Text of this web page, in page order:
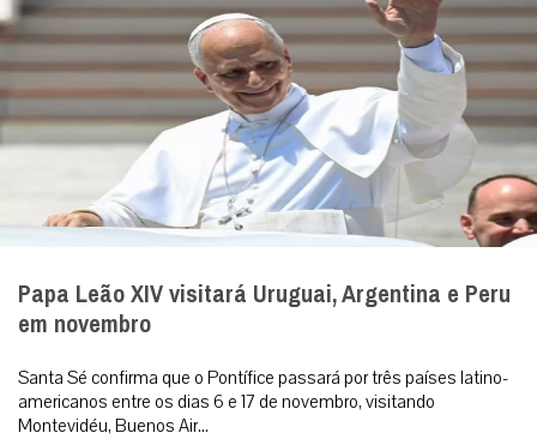
Papa Leão XIV visitará Uruguai, Argentina e Peru
em novembro
Santa Sé confirma que o Pontífice passará por três países latino-
americanos entre os dias 6 e 17 de novembro, visitando
Montevidéu, Buenos Air...